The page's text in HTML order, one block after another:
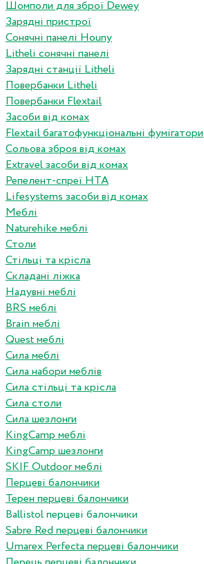
Шомполи для зброї Dewey
Зарядні пристрої
Сонячні панелі Houny
Litheli сонячні панелі
Зарядні станції Litheli
Повербанки Litheli
Повербанки Flextail
Засоби від комах
Flextail багатофункціональні фумігатори
Сольова зброя від комах
Extravel засоби від комах
Репелент-спреї HTA
Lifesystems засоби від комах
Меблі
Naturehike меблі
Столи
Стільці та крісла
Складані ліжка
Надувні меблі
BRS меблі
Brain меблі
Quest меблі
Сила меблі
Сила набори меблів
Сила стільці та крісла
Сила столи
Сила шезлонги
KingCamp меблі
KingCamp шезлонги
SKIF Outdoor меблі
Перцеві балончики
Терен перцеві балончики
Ballistol перцеві балончики
Sabre Red перцеві балончики
Umarex Perfecta перцеві балончики